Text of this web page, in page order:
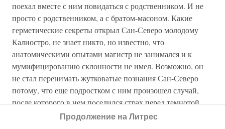
поехал вместе с ним повидаться с родственником. И не
просто с родственником, а с братом-масоном. Какие
герметические секреты открыл Сан-Северо молодому
Калиостро, не знает никто, но известно, что
анатомическими опытами магистр не занимался и к
мумифицированию склонности не имел. Возможно, он
не стал перенимать жутковатые познания Сан-Северо
потому, что еще подростком с ним произошел случай,
после которого в нем поселился страх перед темнотой.
Однажды в Палермо ему удалось пробраться в катакомбы,
Продолжение на Литрес